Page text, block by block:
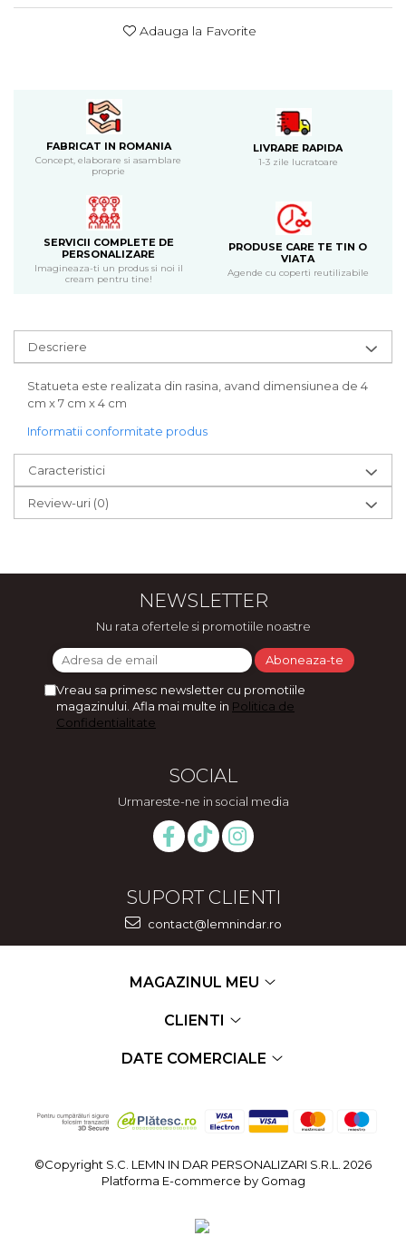
Adauga la Favorite
FABRICAT IN ROMANIA
Concept, elaborare si asamblare
proprie
LIVRARE RAPIDA
1-3 zile lucratoare
SERVICII COMPLETE DE
PERSONALIZARE
Imagineaza-ti un produs si noi il
cream pentru tine!
PRODUSE CARE TE TIN O
VIATA
Agende cu coperti reutilizabile
Descriere
Statueta este realizata din rasina, avand dimensiunea de 4
cm x 7 cm x 4 cm
Informatii conformitate produs
Caracteristici
Review-uri (0)
NEWSLETTER
Nu rata ofertele si promotiile noastre
Vreau sa primesc newsletter cu promotiile
magazinului. Afla mai multe in Politica de
Confidentialitate
SOCIAL
Urmareste-ne in social media
SUPORT CLIENTI
contact@lemnindar.ro
MAGAZINUL MEU
CLIENTI
DATE COMERCIALE
©Copyright S.C. LEMN IN DAR PERSONALIZARI S.R.L. 2026
Platforma E-commerce by Gomag